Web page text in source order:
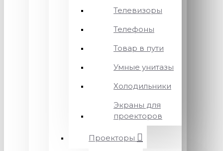
Телевизоры
Телефоны
Товар в пути
Умные унитазы
Холодильники
Экраны для
проекторов
Проекторы